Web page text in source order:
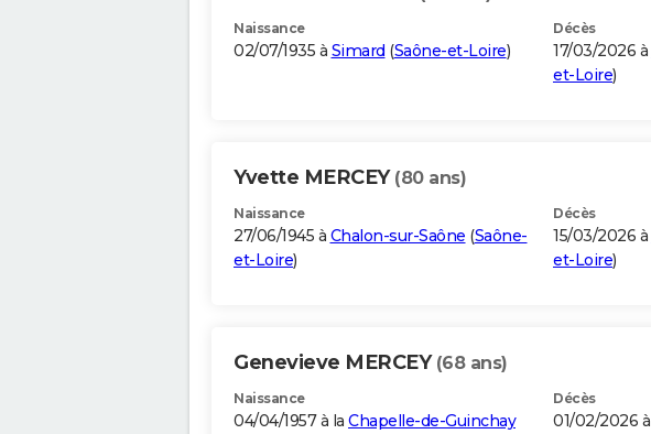
Naissance
02/07/1935 à Simard (Saône-et-Loire)
Décès
17/03/2026 à
et-Loire)
Yvette MERCEY (80 ans)
Naissance
27/06/1945 à Chalon-sur-Saône (Saône-
et-Loire)
Décès
15/03/2026 à
et-Loire)
Genevieve MERCEY (68 ans)
Naissance
04/04/1957 à la Chapelle-de-Guinchay
Décès
01/02/2026 à